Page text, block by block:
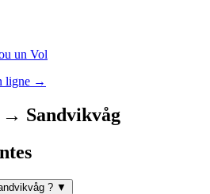
un Vol
ligne →
Sandvikvåg
? ▼